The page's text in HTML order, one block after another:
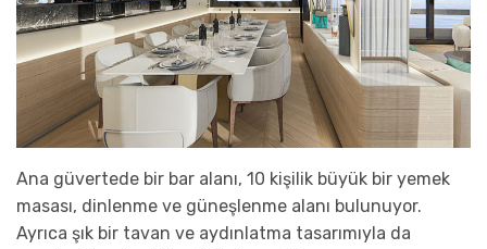
Ana güvertede bir bar alanı, 10 kişilik büyük bir yemek
masası, dinlenme ve güneşlenme alanı bulunuyor.
Ayrıca şık bir tavan ve aydınlatma tasarımıyla da